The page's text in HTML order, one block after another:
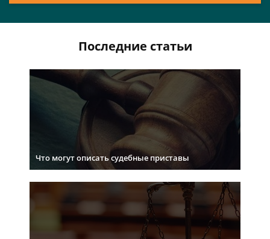
Последние статьи
Что могут описать судебные приставы